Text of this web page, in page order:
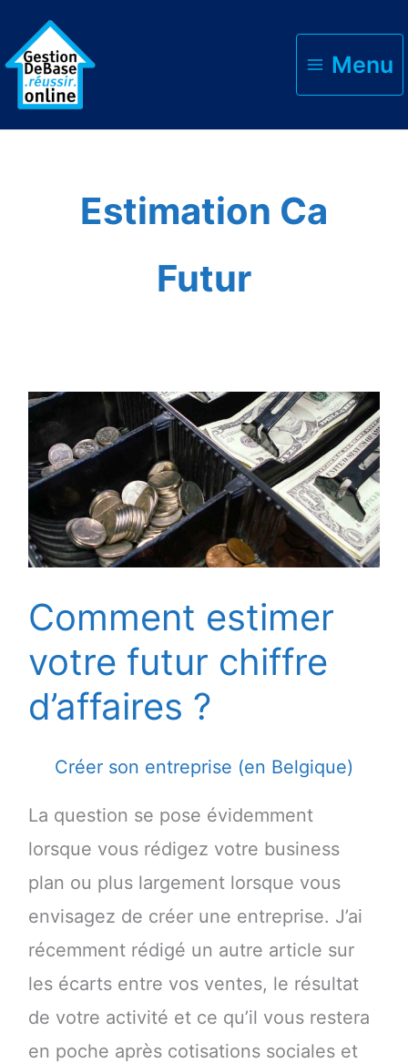
Menu
Estimation Ca
Futur
Comment estimer
votre futur chiffre
d’affaires ?
Créer son entreprise (en Belgique)
La question se pose évidemment
lorsque vous rédigez votre business
plan ou plus largement lorsque vous
envisagez de créer une entreprise. J’ai
récemment rédigé un autre article sur
les écarts entre vos ventes, le résultat
de votre activité et ce qu’il vous restera
en poche après cotisations sociales et